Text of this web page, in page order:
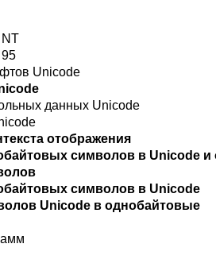
Unicode
данных Unicode
отображения
символов в Unicodе и
символов в Unicode
Unicode в однобайтовые